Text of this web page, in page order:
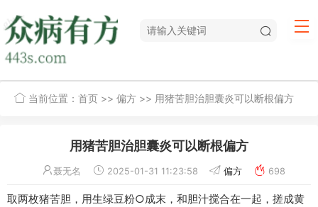
当前位置： 首页 >> 偏方 >> 用猪苦胆治胆囊炎可以断根偏方
用猪苦胆治胆囊炎可以断根偏方
聂无名 2025-01-31 11:23:58 偏方 698
取两枚猪苦胆，用生绿豆粉○成末，和胆汁搅合在一起，搓成黄